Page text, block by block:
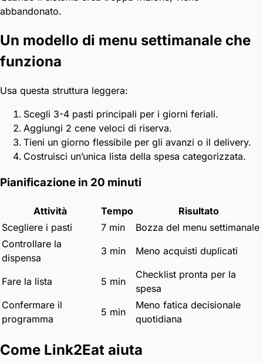
abbandonato.
Un modello di menu settimanale che
funziona
Usa questa struttura leggera:
Scegli 3-4 pasti principali per i giorni feriali.
Aggiungi 2 cene veloci di riserva.
Tieni un giorno flessibile per gli avanzi o il delivery.
Costruisci un’unica lista della spesa categorizzata.
Pianificazione in 20 minuti
Attività Tempo
Risultato
Scegliere i pasti
7 min
Bozza del menu settimanale
Controllare la
dispensa
3 min Meno acquisti duplicati
Fare la lista 5 min
Checklist pronta per la
spesa
Confermare il
programma
5 min
Meno fatica decisionale
quotidiana
Come Link2Eat aiuta